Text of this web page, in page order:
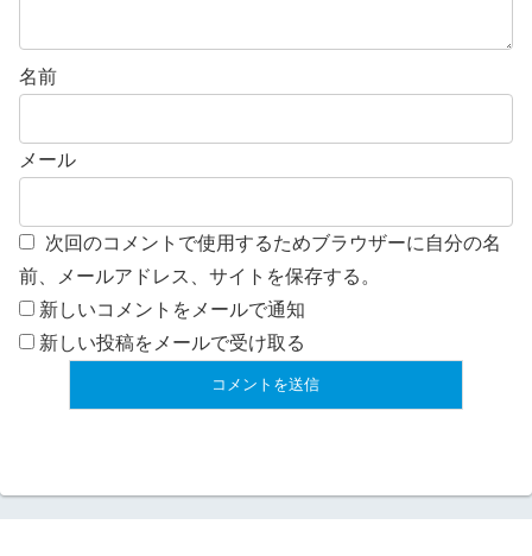
名前
メール
次回のコメントで使用するためブラウザーに自分の名
前、メールアドレス、サイトを保存する。
新しいコメントをメールで通知
新しい投稿をメールで受け取る